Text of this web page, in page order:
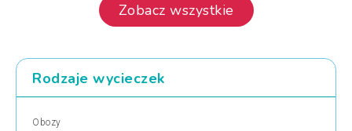
Zobacz wszystkie
Rodzaje wycieczek
Obozy